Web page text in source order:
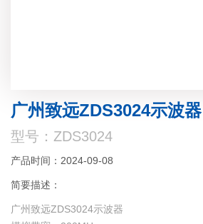
广州致远ZDS3024示波器
型号：ZDS3024
产品时间：2024-09-08
简要描述：
广州致远ZDS3024示波器